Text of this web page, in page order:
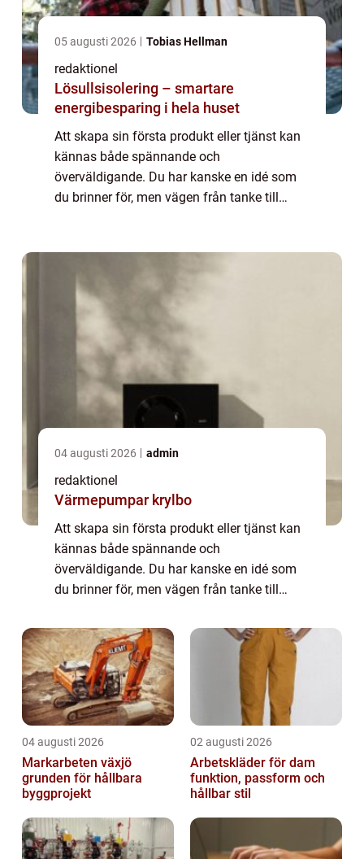
05 augusti 2026 Tobias Hellman
redaktionel
Lösullsisolering – smartare
energibesparing i hela huset
Att skapa sin första produkt eller tjänst kan
kännas både spännande och
överväldigande. Du har kanske en idé som
du brinner för, men vägen från tanke till
04 augusti 2026 admin
redaktionel
Värmepumpar krylbo
Att skapa sin första produkt eller tjänst kan
kännas både spännande och
överväldigande. Du har kanske en idé som
du brinner för, men vägen från tanke till
04 augusti 2026
Markarbeten växjö
grunden för hållbara
byggprojekt
02 augusti 2026
Arbetskläder för dam
funktion, passform och
hållbar stil